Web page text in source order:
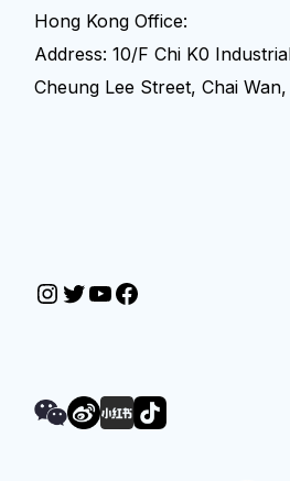
Hong Kong Office:
Address: 10/F Chi K0
Cheung Lee Street, Chai